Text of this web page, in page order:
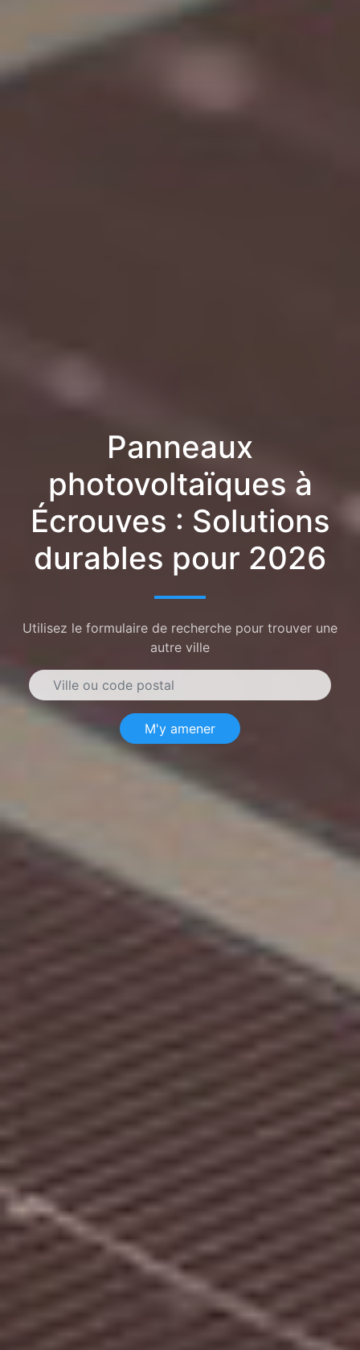
Panneaux
photovoltaïques à
Écrouves : Solutions
durables pour 2026
Utilisez le formulaire de recherche pour trouver une
autre ville
M'y amener